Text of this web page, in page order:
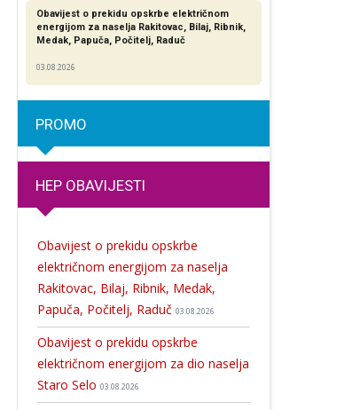
Obavijest o prekidu opskrbe električnom
energijom za naselja Rakitovac, Bilaj, Ribnik,
Medak, Papuča, Počitelj, Raduč
03.08.2026
PROMO
HEP OBAVIJESTI
Obavijest o prekidu opskrbe
električnom energijom za naselja
Rakitovac, Bilaj, Ribnik, Medak,
Papuča, Počitelj, Raduč 03.08.2026
Obavijest o prekidu opskrbe
električnom energijom za dio naselja
Staro Selo 03.08.2026